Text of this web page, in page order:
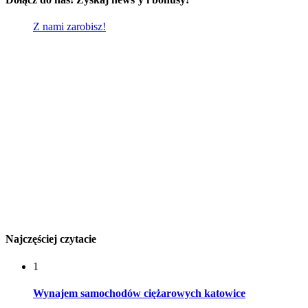
Z nami zarobisz!
Najczęściej czytacie
1
Wynajem samochodów ciężarowych katowice